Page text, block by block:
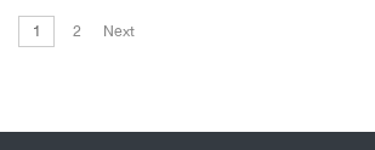
1 2 Next